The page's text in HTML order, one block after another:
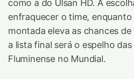
como a do Ulsan HD. A
enfraquecer o time, enquanto
montada eleva as chances
a lista final será o espelho
Fluminense no Mundial.